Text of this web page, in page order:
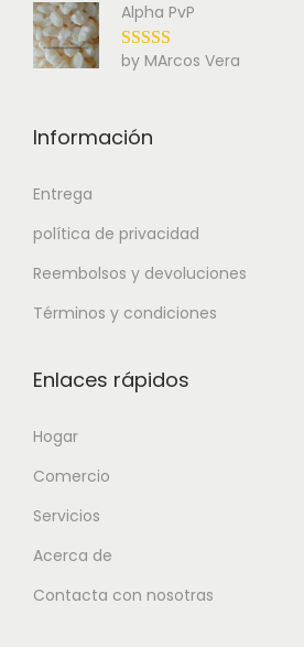
Alpha PvP
by MArcos Vera
Información
Entrega
política de privacidad
Reembolsos y devoluciones
Términos y condiciones
Enlaces rápidos
Hogar
Comercio
Servicios
Acerca de
Contacta con nosotras